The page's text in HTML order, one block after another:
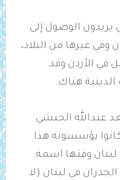
الوصول إلى
غيرها من البلاد،
في الأردن وقد
هناك.
عبدالله الحبشي
يؤسسونه هذا
لبنان وقتها اسمه:
في لبنان (لا